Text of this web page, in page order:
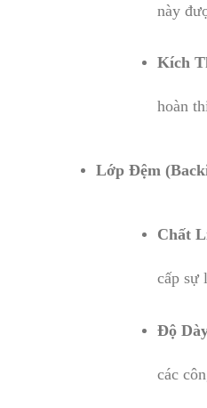
này
Kích
hoàn
Lớp Đệm
Chất
cấp sự
Độ
các